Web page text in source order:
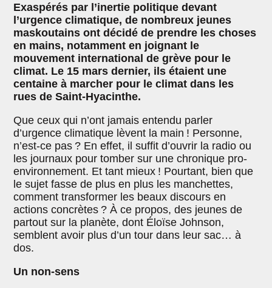
Exaspérés par l’inertie politique devant
l’urgence climatique, de nombreux jeunes
maskoutains ont décidé de prendre les choses
en mains, notamment en joignant le
mouvement international de grève pour le
climat. Le 15 mars dernier, ils étaient une
centaine à marcher pour le climat dans les
rues de Saint-Hyacinthe.
Que ceux qui n’ont jamais entendu parler
d’urgence climatique lèvent la main ! Personne,
n’est-ce pas ? En effet, il suffit d’ouvrir la radio ou
les journaux pour tomber sur une chronique pro-
environnement. Et tant mieux ! Pourtant, bien que
le sujet fasse de plus en plus les manchettes,
comment transformer les beaux discours en
actions concrètes ? À ce propos, des jeunes de
partout sur la planète, dont Éloïse Johnson,
semblent avoir plus d’un tour dans leur sac… à
dos.
Un non-sens